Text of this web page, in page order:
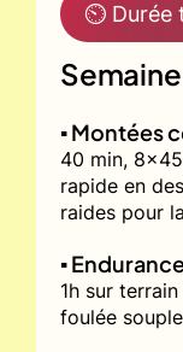
⏲ Durée
▪️ Montées
40 min,
rapide en
raides pour
▪️
1h sur
foulée